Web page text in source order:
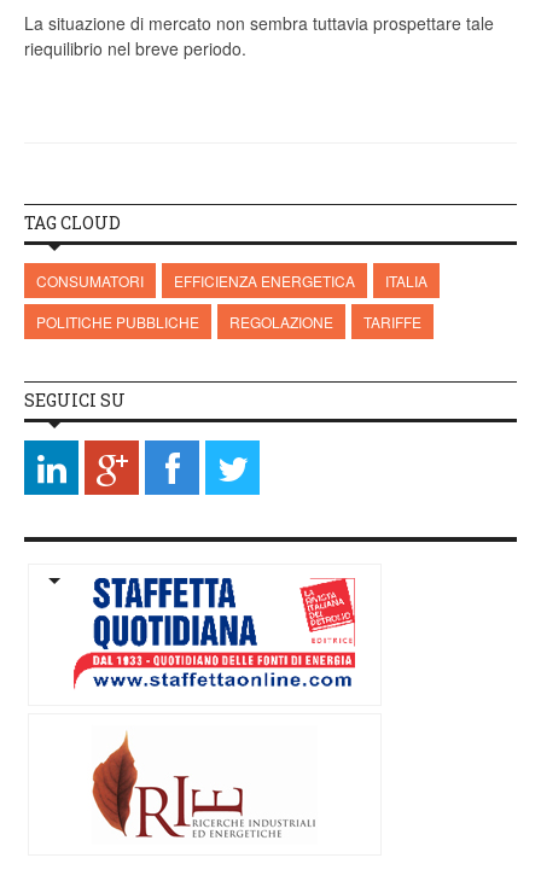
La situazione di mercato non sembra tuttavia prospettare tale
riequilibrio nel breve periodo.
TAG CLOUD
CONSUMATORI EFFICIENZA ENERGETICA
ITALIA
POLITICHE PUBBLICHE
REGOLAZIONE TARIFFE
SEGUICI SU